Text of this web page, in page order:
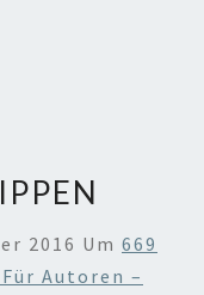
2016 Um 669
Autoren –